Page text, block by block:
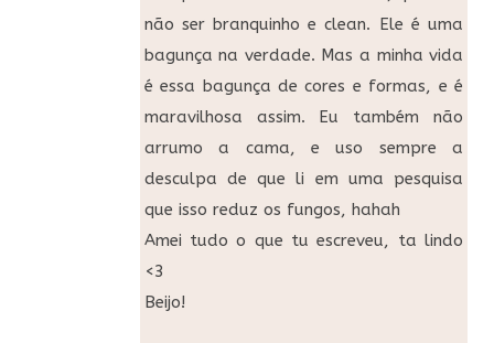
não ser branquinho e clean. Ele é uma
bagunça na verdade. Mas a minha vida
é essa bagunça de cores e formas, e é
maravilhosa assim. Eu também não
arrumo a cama, e uso sempre a
desculpa de que li em uma pesquisa
que isso reduz os fungos, hahah
Amei tudo o que tu escreveu, ta lindo
<3
Beijo!